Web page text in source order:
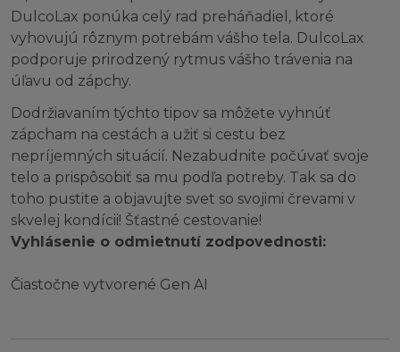
DulcoLax ponúka celý rad preháňadiel, ktoré
vyhovujú rôznym potrebám vášho tela. DulcoLax
podporuje prirodzený rytmus vášho trávenia na
úľavu od zápchy.
Dodržiavaním týchto tipov sa môžete vyhnúť
zápcham na cestách a užiť si cestu bez
nepríjemných situácií. Nezabudnite počúvať svoje
telo a prispôsobiť sa mu podľa potreby. Tak sa do
toho pustite a objavujte svet so svojimi črevami v
skvelej kondícii! Šťastné cestovanie!
Vyhlásenie o odmietnutí zodpovednosti:
Čiastočne vytvorené Gen AI